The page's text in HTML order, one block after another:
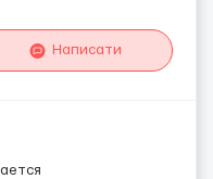
Написати